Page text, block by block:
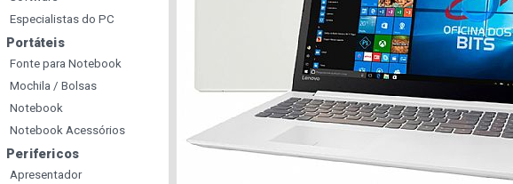
Especialistas do PC
Portáteis
Fonte para Notebook
Mochila / Bolsas
Notebook
Notebook Acessórios
Perifericos
Apresentador